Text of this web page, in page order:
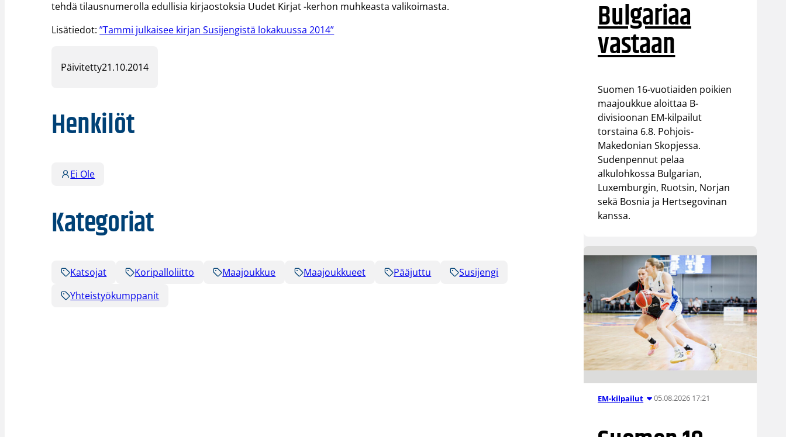
tehdä tilausnumerolla edullisia kirjaostoksia Uudet Kirjat -kerhon muhkeasta valikoimasta.
Lisätiedot:”Tammi julkaisee kirjan Susijengistä lokakuussa 2014”
Päivitetty21.10.2014
Henkilöt
Ei Ole
Kategoriat
Katsojat Koripalloliitto Maajoukkue Maajoukkueet Pääjuttu
Susijengi
Yhteistyökumppanit
Bulgariaa
vastaan
Suomen 16-vuotiaiden poikien
maajoukkue aloittaa B-
divisioonan EM-kilpailut
torstaina 6.8. Pohjois-
Makedonian Skopjessa.
Sudenpennut pelaa
alkulohkossa Bulgarian,
Luxemburgin, Ruotsin, Norjan
sekä Bosnia ja Hertsegovinan
kanssa.
EM-kilpailut 05.08.2026 17:21